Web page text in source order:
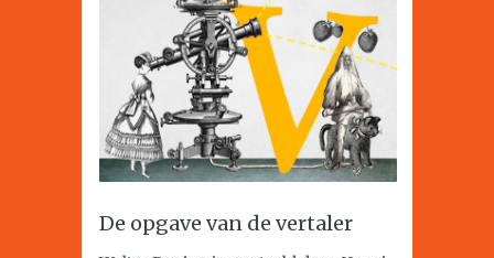
De opgave van de vertaler